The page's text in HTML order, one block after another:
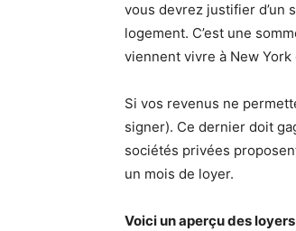
vous devrez justifier d’un
logement. C’est une
viennent vivre à New
Si vos revenus ne
signer). Ce dernier doit
sociétés privées
un mois de loyer.
Voici un aperçu des